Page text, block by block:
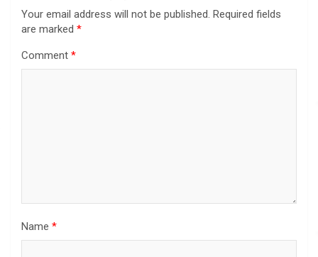
Your email address will not be published. Required fields
are marked *
Comment *
Name *